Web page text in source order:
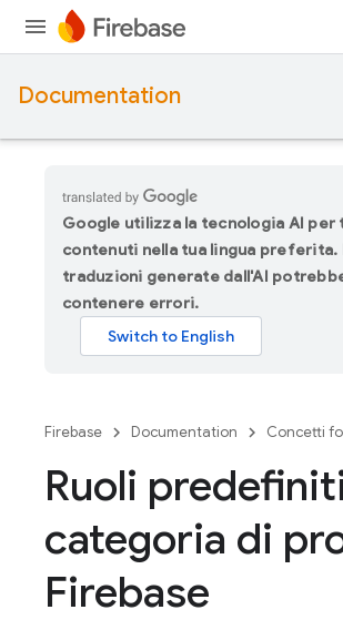
Documentation
Google utilizza la tecnologia AI per
contenuti nella tua lingua preferita.
traduzioni generate dall'AI
contenere errori.
Firebase Documentation Concetti
Ruoli
categoria di
Firebase